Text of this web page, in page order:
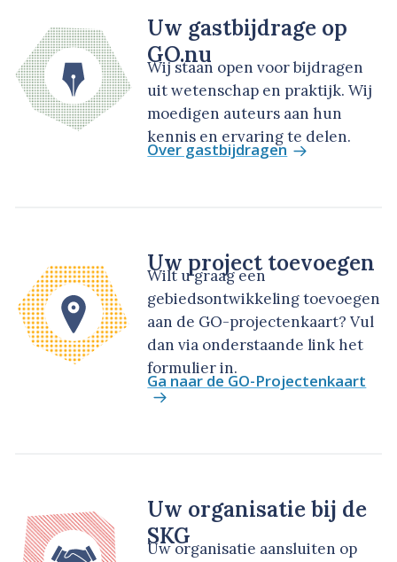
Uw gastbijdrage op
GO.nu
Wij staan open voor bijdragen
uit wetenschap en praktijk. Wij
moedigen auteurs aan hun
kennis en ervaring te delen.
Over gastbijdragen
Uw project toevoegen
Wilt u graag een
gebiedsontwikkeling toevoegen
aan de GO-projectenkaart? Vul
dan via onderstaande link het
formulier in.
Ga naar de GO-Projectenkaart
Uw organisatie bij de
SKG
Uw organisatie aansluiten op